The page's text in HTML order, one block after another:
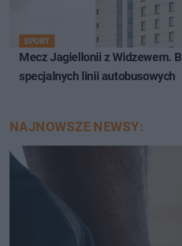
SPORT
Mecz Jagiellonii z Widzewem.
specjalnych linii autobusowych
NAJNOWSZE NEWSY: